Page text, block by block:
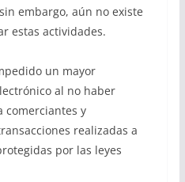
embargo, aún no existe
estas actividades.
un mayor
al no haber
comerciantes y
realizadas a
por las leyes